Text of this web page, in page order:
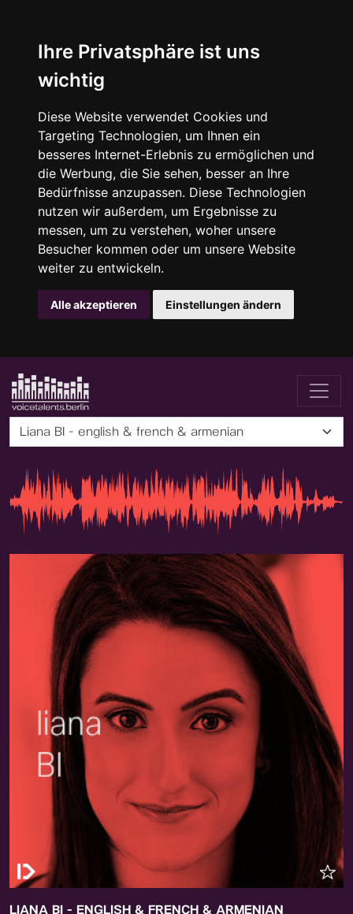
Ihre Privatsphäre ist uns
wichtig
Diese Website verwendet Cookies und
Targeting Technologien, um Ihnen ein
besseres Internet-Erlebnis zu ermöglichen und
die Werbung, die Sie sehen, besser an Ihre
Bedürfnisse anzupassen. Diese Technologien
nutzen wir außerdem, um Ergebnisse zu
messen, um zu verstehen, woher unsere
Besucher kommen oder um unsere Website
weiter zu entwickeln.
Alle akzeptieren Einstellungen ändern
Liana BI - english & french & armenian
LIANA BI - ENGLISH & FRENCH & ARMENIAN